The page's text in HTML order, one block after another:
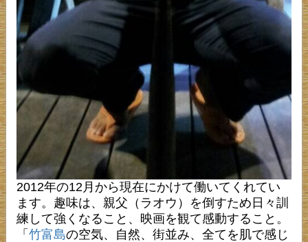
2012年の12月から現在にかけて働いてくれてい
ます。趣味は、親父（ラオウ）を倒すため日々訓
練して強くなること、映画を観て感動すること。
「 竹富島の空気、自然、街並み、全てを肌で感じ